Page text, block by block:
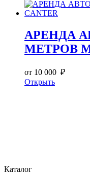
АРЕНДА
МЕТРОВ
от 10 000 ₽
Открыть
Каталог